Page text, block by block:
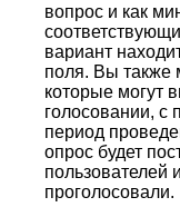
вопрос и как
вариант
поля. Вы также
которые могут
голосовании, с
период
опрос будет
пользователей
проголосовали.